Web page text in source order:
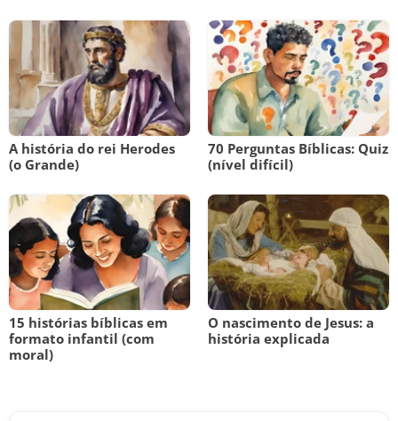
A história do rei Herodes
(o Grande)
70 Perguntas Bíblicas: Quiz
(nível difícil)
15 histórias bíblicas em
formato infantil (com
moral)
O nascimento de Jesus: a
história explicada